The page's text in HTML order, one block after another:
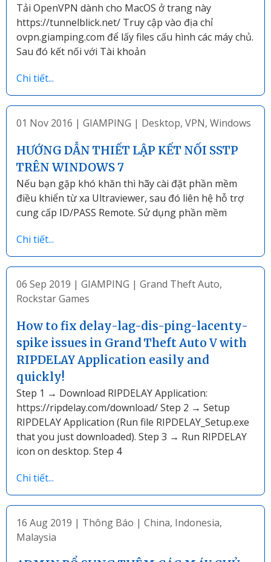
Tải OpenVPN dành cho MacOS ở trang này
https://tunnelblick.net/ Truy cập vào địa chỉ
ovpn.giamping.com để lấy files cấu hình các máy chủ.
Sau đó kết nối với Tài khoản
Chi tiết...
01 Nov 2016 | GIAMPING | Desktop, VPN, Windows
HƯỚNG DẪN THIẾT LẬP KẾT NỐI SSTP
TRÊN WINDOWS 7
Nếu bạn gặp khó khăn thì hãy cài đặt phần mềm
điều khiển từ xa Ultraviewer, sau đó liên hệ hỗ trợ
cung cấp ID/PASS Remote. Sử dụng phần mềm
Chi tiết...
06 Sep 2019 | GIAMPING | Grand Theft Auto,
Rockstar Games
How to fix delay-lag-dis-ping-lacenty-
spike issues in Grand Theft Auto V with
RIPDELAY Application easily and
quickly!
Step 1 → Download RIPDELAY Application:
https://ripdelay.com/download/ Step 2 → Setup
RIPDELAY Application (Run file RIPDELAY_Setup.exe
that you just downloaded). Step 3 → Run RIPDELAY
icon on desktop. Step 4
Chi tiết...
16 Aug 2019 | Thông Báo | China, Indonesia,
Malaysia